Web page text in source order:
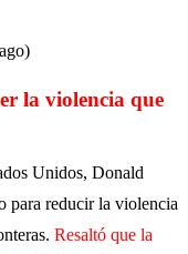
la violencia que
Unidos, Donald
para reducir la violencia
Resaltó que la